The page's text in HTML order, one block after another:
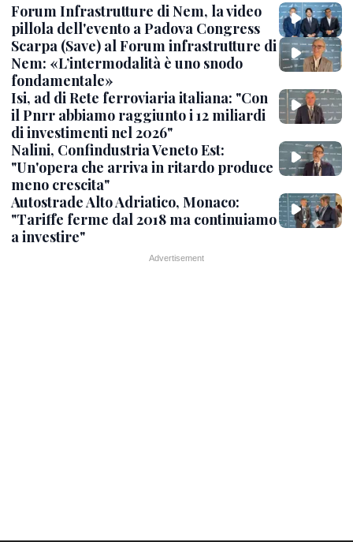
Forum Infrastrutture di Nem, la video
pillola dell'evento a Padova Congress
Scarpa (Save) al Forum infrastrutture di
Nem: «L’intermodalità è uno snodo
fondamentale»
Isi, ad di Rete ferroviaria italiana: "Con
il Pnrr abbiamo raggiunto i 12 miliardi
di investimenti nel 2026"
Nalini, Confindustria Veneto Est:
"Un'opera che arriva in ritardo produce
meno crescita"
Autostrade Alto Adriatico, Monaco:
"Tariffe ferme dal 2018 ma continuiamo
a investire"